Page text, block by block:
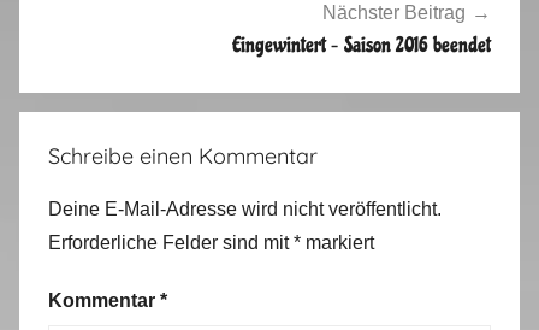
i
,
Nächster Beitrag
Eingewintert – Saison 2016 beendet
Schreibe einen Kommentar
Deine E-Mail-Adresse wird nicht veröffentlicht.
Erforderliche Felder sind mit* markiert
Kommentar *